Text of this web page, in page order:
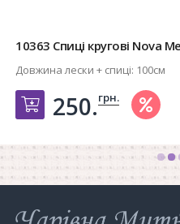
10363 Спиці кругові Nova
Довжина лески + спиці: 100см
Добавить в
250.грн.
Інтернет-